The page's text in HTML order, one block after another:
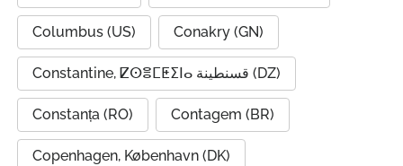
Columbus (US) Conakry (GN)
Constantine, ⵇⵙⴻⵎⵟⵉⵏⴰ قسنطينة (DZ)
Constanța (RO) Contagem (BR)
Copenhagen, København (DK)